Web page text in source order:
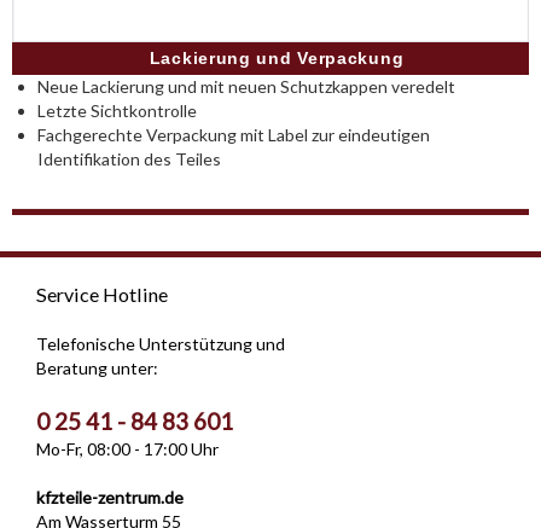
Lackierung und Verpackung
Neue Lackierung und mit neuen Schutzkappen veredelt
Letzte Sichtkontrolle
Fachgerechte Verpackung mit Label zur eindeutigen
Identifikation des Teiles
Service Hotline
Telefonische Unterstützung und
Beratung unter:
0 25 41 - 84 83 601
Mo-Fr, 08:00 - 17:00 Uhr
kfzteile-zentrum.de
Am Wasserturm 55